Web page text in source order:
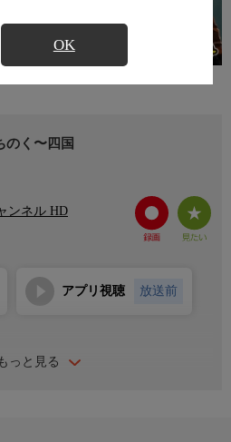
OK
のく〜四国
ンネル HD
っと見る
アプリ視聴 放送前